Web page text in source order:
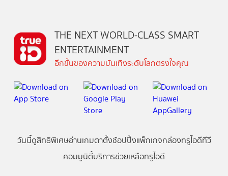
THE NEXT WORLD-CLASS SMART
ENTERTAINMENT
อีกขั้นของความบันเทิงระดับโลกตรงใจคุณ
วันนี้ดูสิทธิพิเศษอ่านเกมตาตั้งช้อปปิ้งแพ็กเกจกล่องทรูไอดีทีวี
คอมมูนิตี้บริการช่วยเหลือทรูไอดี